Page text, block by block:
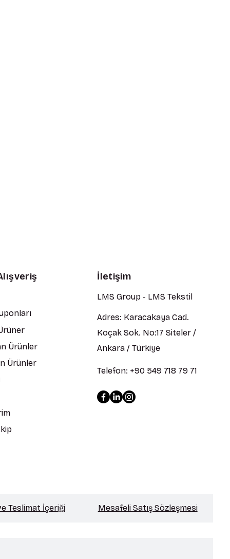
Ürünler
Ürünler
İletişim
LMS Group - LMS Tekstil
Adres: Karacakaya Cad.
Koçak Sok. No:17 Siteler /
Ankara / Türkiye
Telefon: +90 549 718 79 71
Teslimat İçeriği Mesafeli Satış Sözleşmesi